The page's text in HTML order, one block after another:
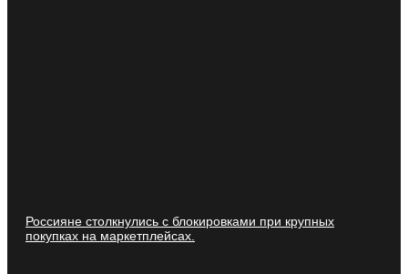
Россияне столкнулись с блокировками при крупных
покупках на маркетплейсах.